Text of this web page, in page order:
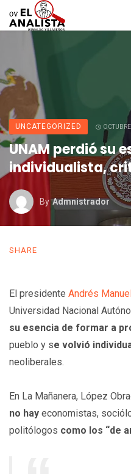
UNCATEGORIZED
UNAM perdió su
individualista,
By Admnistrador
SHARE
El presidente Andrés
Universidad Nacional
su esencia de formar a
pueblo y se volvió
neoliberales.
En La Mañanera, López
no hay economistas,
politólogos como los “de